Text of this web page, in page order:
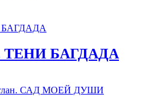
ТЕНИ БАГДАДА